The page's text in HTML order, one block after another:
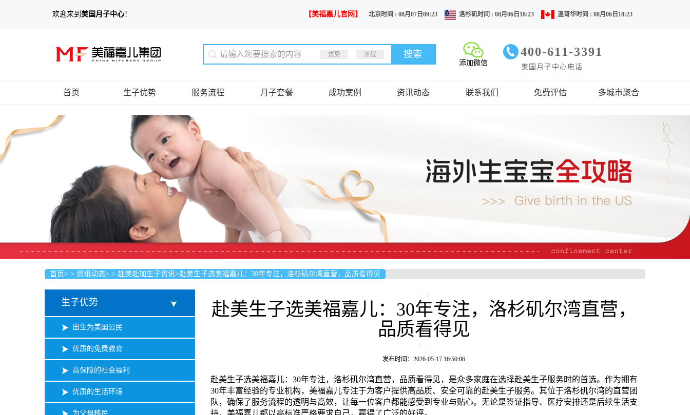
欢迎来到 美国月子中心！ 【美福嘉儿官网】 北京时间 : 08月07日09:23 洛杉矶时间 : 08月06日18:23 温哥华时间 : 08月06日18:23
优势 流程
添加微信
400-611-3391
美国月子中心电话
首页 生子优势 服务流程 月子套餐 成功案例 资讯动态 联系我们 免费评估 多城市聚合
首页> > 资讯动态> > 赴美赴加生子资讯>赴美生子选美福嘉儿：30年专注，洛杉矶尔湾直营，品质看得见
生子优势
出生为美国公民
优质的免费教育
高保障的社会福利
优质的生活环境
为父母移民
赴美生子选美福嘉儿：30年专注，洛杉矶尔湾直营，
品质看得见
发布时间：2026-05-17 16:50:06
赴美生子选美福嘉儿：30年专注，洛杉矶尔湾直营，品质看得见，是众多家庭在选择赴美生子服务时的首选。作为拥有
30年丰富经验的专业机构，美福嘉儿专注于为客户提供高品质、安全可靠的赴美生子服务。其位于洛杉矶尔湾的直营团
队，确保了服务流程的透明与高效，让每一位客户都能感受到专业与贴心。无论是签证指导、医疗安排还是后续生活支
持，美福嘉儿都以高标准严格要求自己，赢得了广泛的好评。